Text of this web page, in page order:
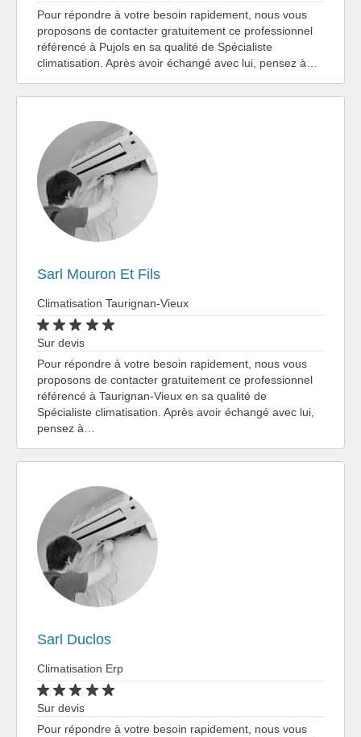
Pour répondre à votre besoin rapidement, nous vous
proposons de contacter gratuitement ce professionnel
référencé à Pujols en sa qualité de Spécialiste
climatisation. Après avoir échangé avec lui, pensez à…
Sarl Mouron Et Fils
Climatisation Taurignan-Vieux
Sur devis
Pour répondre à votre besoin rapidement, nous vous
proposons de contacter gratuitement ce professionnel
référencé à Taurignan-Vieux en sa qualité de
Spécialiste climatisation. Après avoir échangé avec lui,
pensez à…
Sarl Duclos
Climatisation Erp
Sur devis
Pour répondre à votre besoin rapidement, nous vous